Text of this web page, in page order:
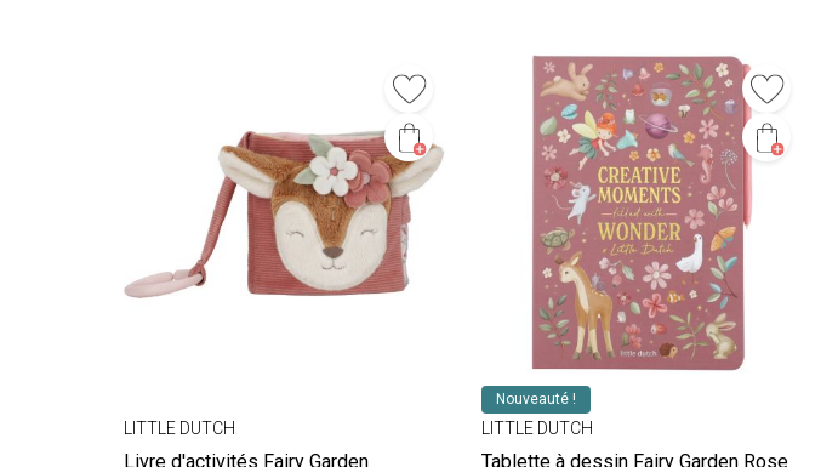
LITTLE DUTCH
Livre d'activités Fairy Garden
Nouveauté !
LITTLE DUTCH
Tablette à dessin Fairy Garden Rose